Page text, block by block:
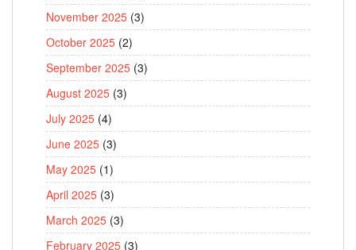
November 2025 (3)
October 2025 (2)
September 2025 (3)
August 2025 (3)
July 2025 (4)
June 2025 (3)
May 2025 (1)
April 2025 (3)
March 2025 (3)
February 2025 (3)